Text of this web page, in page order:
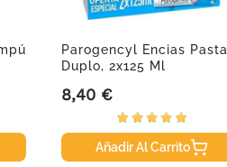
Parogencyl Encias Pasta
Duplo, 2x125 Ml
Precio
8,40 €
Añadir Al Carrito